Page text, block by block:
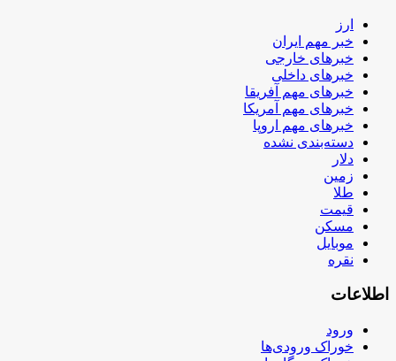
ارز
خبر مهم ایران
خبرهای خارجی
خبرهای داخلی
خبرهای مهم آفریقا
خبرهای مهم آمریکا
خبرهای مهم اروپا
دسته‌بندی نشده
دلار
زمین
طلا
قیمت
مسکن
موبایل
نقره
اطلاعات
ورود
خوراک ورودی‌ها